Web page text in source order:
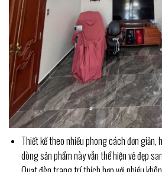
Thiết kế theo nhiều phong cách đơn giản,
dòng sản phẩm này vẫn thể hiện vẻ đẹp